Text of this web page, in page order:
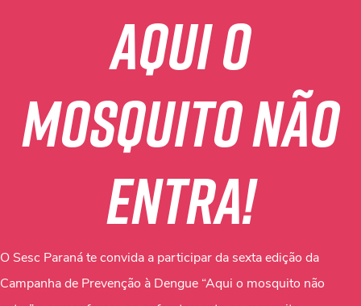
Aqui o
mosquito não
entra!
O Sesc Paraná te convida a participar da sexta edição da
Campanha de Prevenção à Dengue “Aqui o mosquito não